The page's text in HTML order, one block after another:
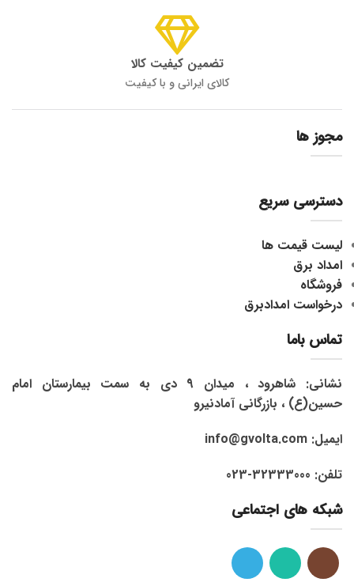
تضمین کیفیت کالا
کالای ایرانی و با کیفیت
مجوز ها
دسترسی سریع
لیست قیمت ها
امداد برق
فروشگاه
درخواست امدادبرق
تماس باما
نشانی: شاهرود ، میدان 9 دی به سمت بیمارستان امام
حسین(ع) ، بازرگانی آمادنیرو
ایمیل: info@gvolta.com
تلفن: 32333000-023
شبکه های اجتماعی